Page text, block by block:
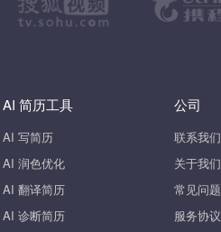
AI 简历工具
AI 写简历
AI 润色优化
AI 翻译简历
AI 诊断简历
公司
联系我们
关于我们
常见问题
服务协议